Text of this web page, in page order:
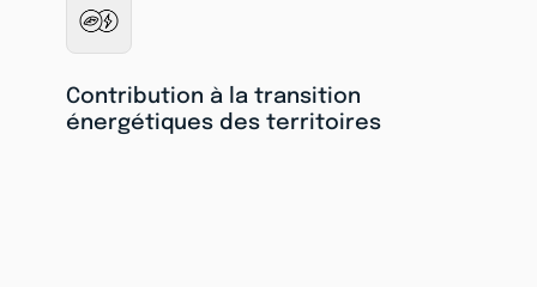
Contribution à la transition
énergétiques des territoires